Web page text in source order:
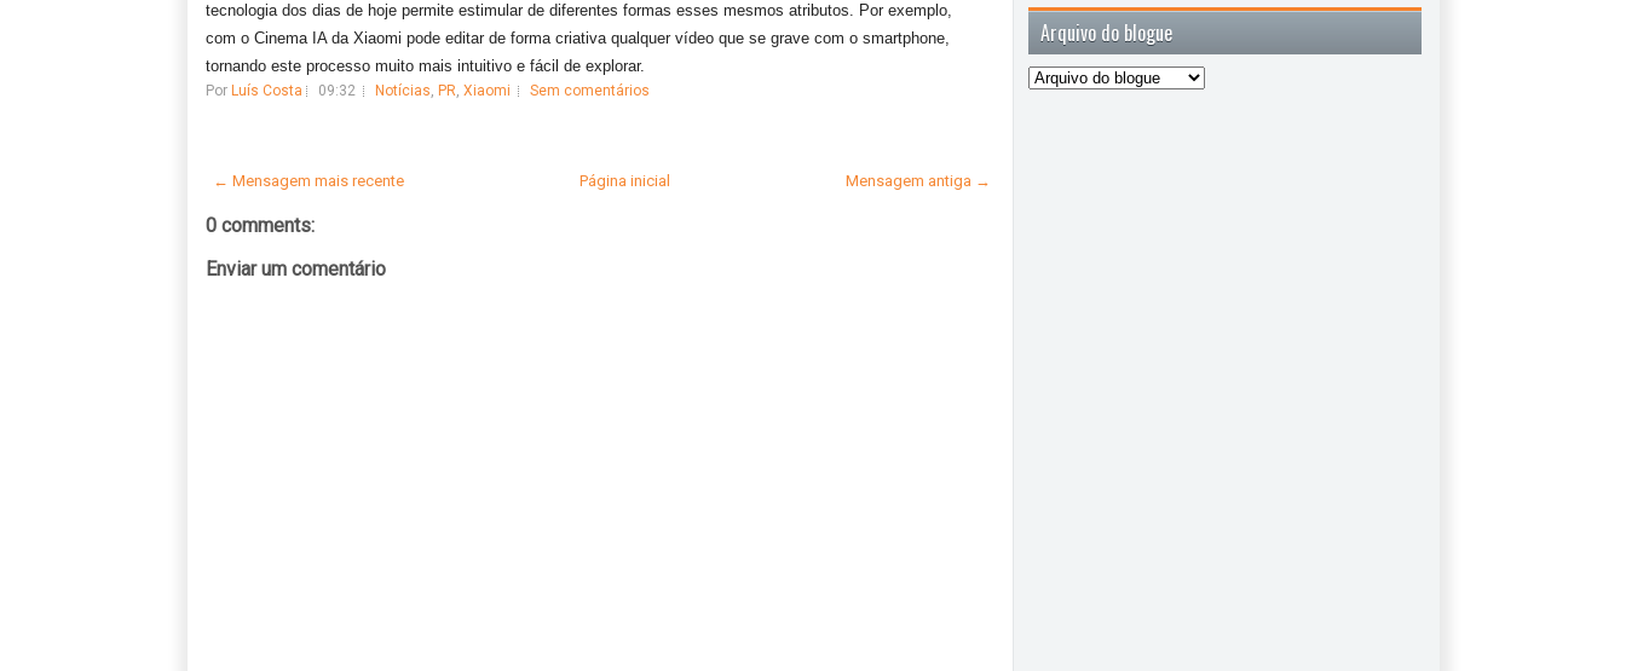
tecnologia dos dias de hoje permite estimular de diferentes formas esses mesmos atributos. Por exemplo,
com o Cinema IA da Xiaomi pode editar de forma criativa qualquer vídeo que se grave com o smartphone,
tornando este processo muito mais intuitivo e fácil de explorar.
Por Luís Costa 09:32 Notícias, PR, Xiaomi Sem comentários
← Mensagem mais recente Mensagem antiga →
Página inicial
0 comments:
Enviar um comentário
Arquivo do blogue